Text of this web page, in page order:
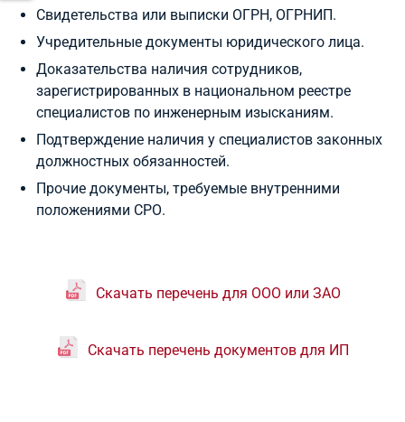
Свидетельства или выписки ОГРН, ОГРНИП.
Учредительные документы юридического лица.
Доказательства наличия сотрудников,
зарегистрированных в национальном реестре
специалистов по инженерным изысканиям.
Подтверждение наличия у специалистов законных
должностных обязанностей.
Прочие документы, требуемые внутренними
положениями СРО.
Скачать перечень для ООО или ЗАО
Скачать перечень документов для ИП